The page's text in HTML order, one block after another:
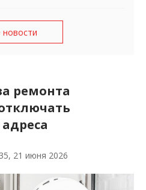
новости
ремонта
21 июня 2026